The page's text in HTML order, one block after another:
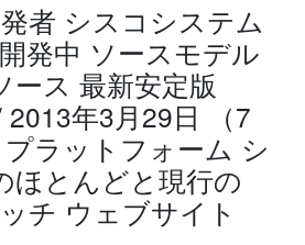
者 シスコシステム
発中 ソースモデル
ース 最新安定版
2013年3月29日 （7
ラットフォーム シ
ほとんどと現行の
チ ウェブサイト